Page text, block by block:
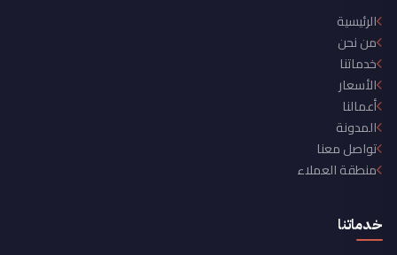
الرئيسية
من نحن
خدماتنا
الأسعار
أعمالنا
المدونة
تواصل معنا
منطقة العملاء
خدماتنا